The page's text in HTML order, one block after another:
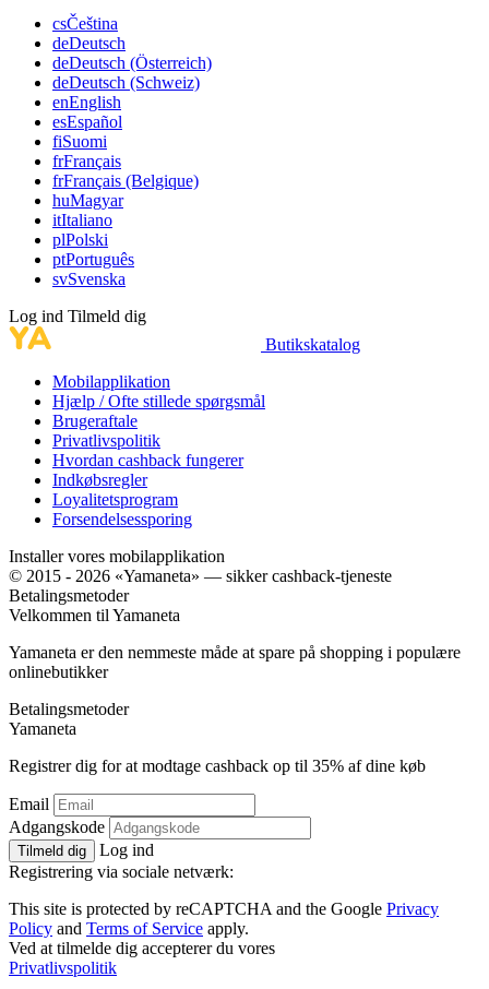
csČeština
deDeutsch
deDeutsch (Österreich)
deDeutsch (Schweiz)
enEnglish
esEspañol
fiSuomi
frFrançais
frFrançais (Belgique)
huMagyar
itItaliano
plPolski
ptPortuguês
svSvenska
Log ind Tilmeld dig
Butikskatalog
Mobilapplikation
Hjælp / Ofte stillede spørgsmål
Brugeraftale
Privatlivspolitik
Hvordan cashback fungerer
Indkøbsregler
Loyalitetsprogram
Forsendelsessporing
Installer vores mobilapplikation
© 2015 - 2026 «Yamaneta» — sikker cashback-tjeneste
Betalingsmetoder
Velkommen til Yamaneta
Yamaneta er den nemmeste måde at spare på shopping i populære
onlinebutikker
Betalingsmetoder
Yamaneta
Registrer dig for at modtage cashback op til 35% af dine køb
Email
Adgangskode
Tilmeld dig
Log ind
Registrering via sociale netværk:
This site is protected by reCAPTCHA and the Google Privacy
Policy and Terms of Service apply.
Ved at tilmelde dig accepterer du vores
Privatlivspolitik